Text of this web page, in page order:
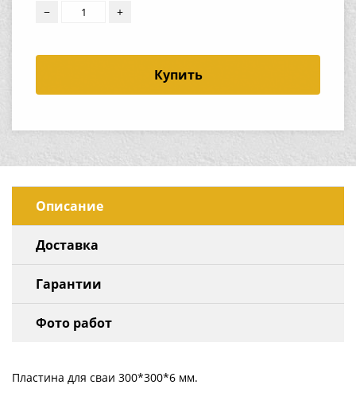
− +
Купить
Описание
Доставка
Гарантии
Фото работ
Пластина для сваи 300*300*6 мм.